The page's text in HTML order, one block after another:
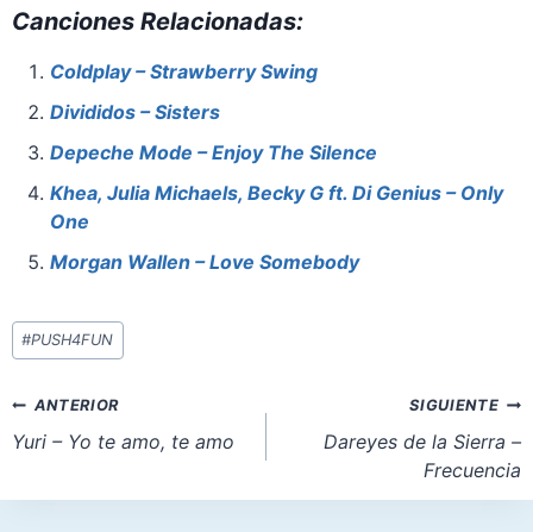
c
e
b
o
o
k
er
e
st
at
s
A
p
p
st
o
o
n
ai
l
Canciones Relacionadas:
Coldplay – Strawberry Swing
Divididos – Sisters
Depeche Mode – Enjoy The Silence
Khea, Julia Michaels, Becky G ft. Di Genius – Only
One
Morgan Wallen – Love Somebody
Etiquetas
de
entrada:
#PUSH4FUN
Navegación
de
ANTERIOR
Yuri – Yo te amo, te amo
SIGUIENTE
Dareyes de la Sierra –
Frecuencia